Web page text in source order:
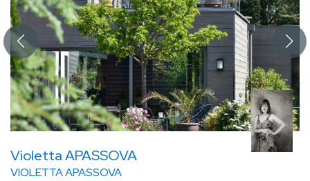
Violetta APASSOVA
VIOLETTA APASSOVA